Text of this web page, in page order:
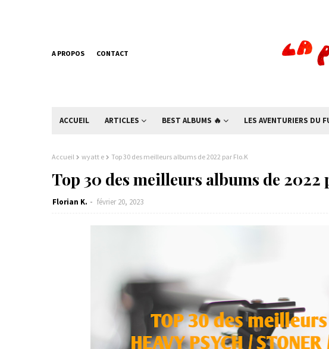
A PROPOS CONTACT
ACCUEIL ARTICLES BEST ALBUMS 🔥 LES AVENTURIERS DU
Accueil wyatt e Top 30 des meilleurs albums de 2022 par Flo.K
Top 30 des meilleurs albums de 2022
Florian K. février 20, 2023